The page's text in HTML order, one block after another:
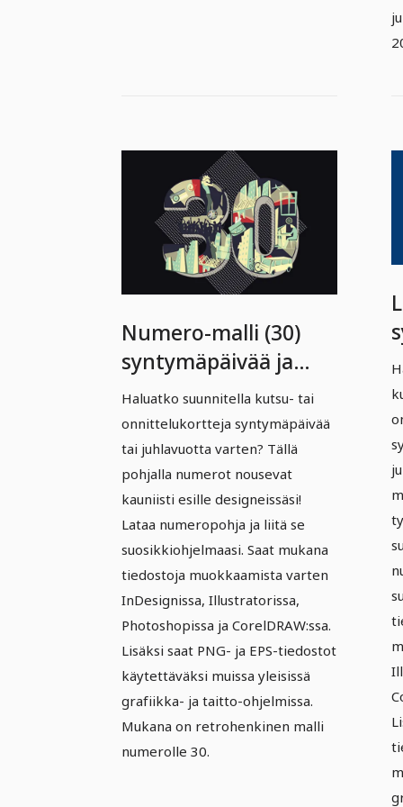
Numero-malli (30)
syntymäpäivää ja
juhlapäivää varten
retrotyylillä.
Haluatko suunnitella kutsu- tai
onnittelukortteja syntymäpäivää
tai juhlavuotta varten? Tällä
pohjalla numerot nousevat
kauniisti esille designeissäsi!
Lataa numeropohja ja liitä se
suosikkiohjelmaasi. Saat mukana
tiedostoja muokkaamista varten
InDesignissa, Illustratorissa,
Photoshopissa ja CorelDRAW:ssa.
Lisäksi saat PNG- ja EPS-tiedostot
käytettäväksi muissa yleisissä
grafiikka- ja taitto-ohjelmissa.
Mukana on retrohenkinen malli
numerolle 30.